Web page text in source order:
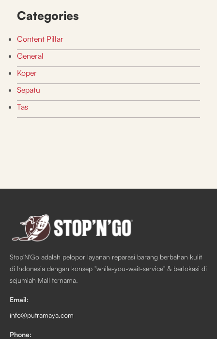
Categories
Content Pillar
General
Koper
Sepatu
Tas
Stop'N'Go adalah pelopor layanan reparasi barang berbahan kulit
di Indonesia dengan konsep "while-you-wait-service" & berlokasi di
sejumlah Mall ternama.
Email:
info@putramaya.com
Phone: